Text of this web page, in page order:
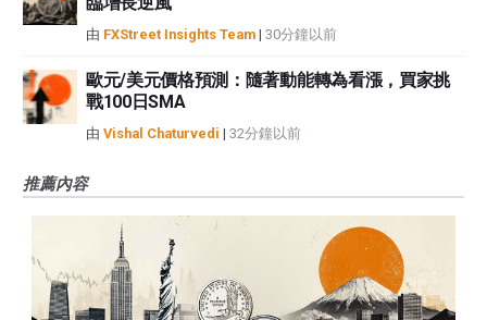
由 FXStreet Insights Team | 30分鐘以前
歐元/美元價格預測：隨著動能轉為看漲，買家挑
戰100日SMA
由 Vishal Chaturvedi | 32分鐘以前
推薦內容